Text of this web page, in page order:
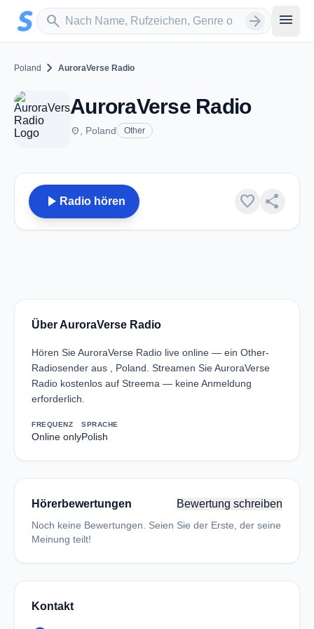
Zum Hauptinhalt springen
search
Sender suchen arrow_forward menu
Poland chevron_right AuroraVerse Radio
AuroraVerse Radio
place , Poland Other
play_arrow Radio hören favorite share
Über AuroraVerse Radio
Hören Sie AuroraVerse Radio live online — ein Other-
Radiosender aus , Poland. Streamen Sie AuroraVerse
Radio kostenlos auf Streema — keine Anmeldung
erforderlich.
FREQUENZ
Online only
SPRACHE
Polish
Hörerbewertungen Bewertung schreiben
Noch keine Bewertungen. Seien Sie der Erste, der seine
Meinung teilt!
Kontakt